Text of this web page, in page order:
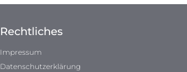
Rechtliches
Impressum
Datenschutzerklärung